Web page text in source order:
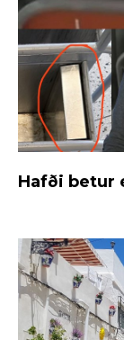
Hafði betur